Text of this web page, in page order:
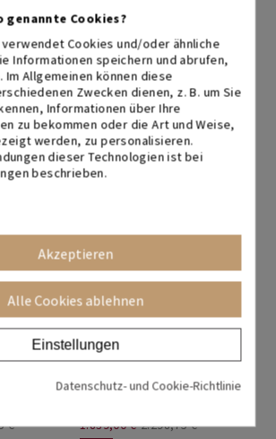
mit
Duomo
€
Empfangstheke Bello
1.473,81 €
+ Farben
€
Empfangstheke L Form
1.839,00 € 2.298,75 €
genannte Cookies?
Cookies und/oder ähnliche
Informationen speichern und abrufen,
Im Allgemeinen können diese
Zwecken dienen, z. B. um Sie
Informationen über Ihre
zu bekommen oder die Art und Weise,
werden, zu personalisieren.
dieser Technologien ist bei
beschrieben.
Akzeptieren
Alle Cookies ablehnen
Einstellungen
Datenschutz- und Cookie-Richtlinie